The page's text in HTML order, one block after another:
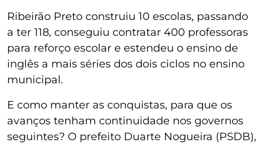
Ribeirão Preto construiu 10 escolas, passando
a ter 118, conseguiu contratar 400 professoras
para reforço escolar e estendeu o ensino de
inglês a mais séries dos dois ciclos no ensino
municipal.
E como manter as conquistas, para que os
avanços tenham continuidade nos governos
seguintes? O prefeito Duarte Nogueira (PSDB),